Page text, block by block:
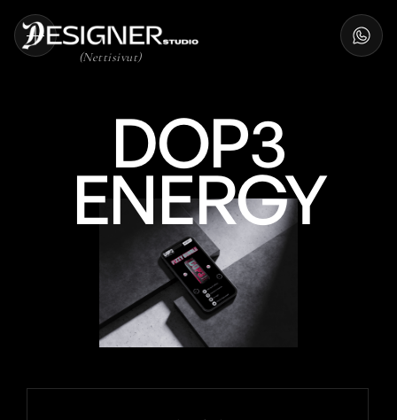
(Nettisivut)
DOP3
ENERGY